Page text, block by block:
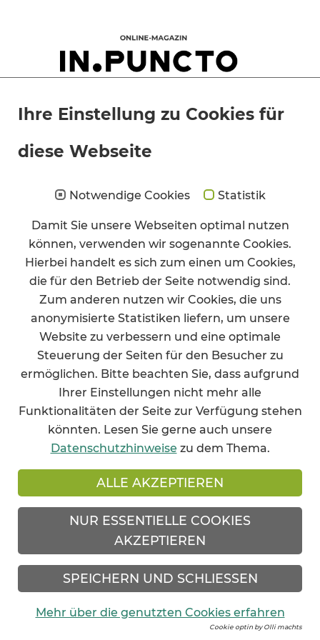
Willkommen zu „Who´s Next“
– der Expertenaustausch mit
Entwicklung des Frankfurter
Büroimmobilienmarktes by
Angermann!
Bitte beachten Sie: Eine Zwischenspeicherung
der Antworten ist nur möglich, solange ihr
Rechner aktiv ist. Wird er vor dem Versenden
runtergefahren, sind die bisher
eingetragenen Texte gelöscht.
Teilnehmen
IMPRESSUM
DATENSCHUTZ
Ihre Einstellung zu Cookies für
diese Webseite
Notwendige Cookies Statistik
Damit Sie unsere Webseiten optimal nutzen
können, verwenden wir sogenannte Cookies.
Hierbei handelt es sich zum einen um Cookies,
die für den Betrieb der Seite notwendig sind.
Zum anderen nutzen wir Cookies, die uns
anonymisierte Statistiken liefern, um unsere
Website zu verbessern und eine optimale
Steuerung der Seiten für den Besucher zu
ermöglichen. Bitte beachten Sie, dass aufgrund
Ihrer Einstellungen nicht mehr alle
Funktionalitäten der Seite zur Verfügung stehen
könnten. Lesen Sie gerne auch unsere
Datenschutzhinweise zu dem Thema.
ALLE AKZEPTIEREN
NUR ESSENTIELLE COOKIES
AKZEPTIEREN
SPEICHERN UND SCHLIESSEN
Mehr über die genutzten Cookies erfahren
Cookie optin by Olli machts